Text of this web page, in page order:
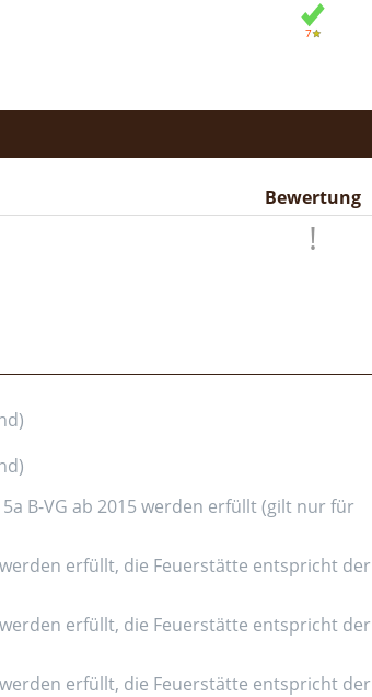
Bewertung
B-VG ab 2015 werden erfüllt (gilt nur für
erfüllt, die Feuerstätte entspricht der
erfüllt, die Feuerstätte entspricht der
erfüllt, die Feuerstätte entspricht der